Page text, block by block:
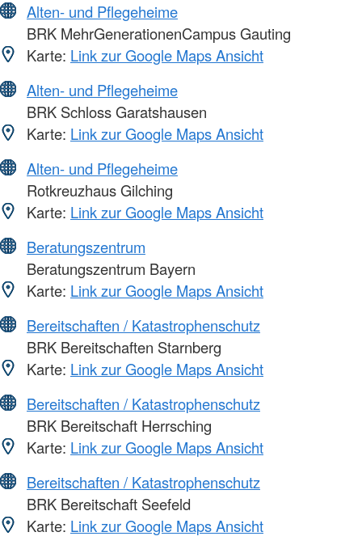
Alten- und Pflegeheime
BRK MehrGenerationenCampus Gauting
Karte: Link zur Google Maps Ansicht
Alten- und Pflegeheime
BRK Schloss Garatshausen
Karte: Link zur Google Maps Ansicht
Alten- und Pflegeheime
Rotkreuzhaus Gilching
Karte: Link zur Google Maps Ansicht
Beratungszentrum
Beratungszentrum Bayern
Karte: Link zur Google Maps Ansicht
Bereitschaften / Katastrophenschutz
BRK Bereitschaften Starnberg
Karte: Link zur Google Maps Ansicht
Bereitschaften / Katastrophenschutz
BRK Bereitschaft Herrsching
Karte: Link zur Google Maps Ansicht
Bereitschaften / Katastrophenschutz
BRK Bereitschaft Seefeld
Karte: Link zur Google Maps Ansicht